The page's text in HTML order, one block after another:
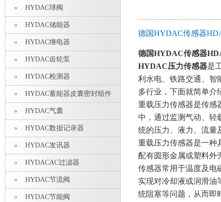
HYDAC球阀
HYDAC储能器
HYDAC继电器
HYDAC齿轮泵
HYDAC检测器
HYDAC蓄能器皮囊密封组件
HYDAC气囊
HYDAC数据记录器
HYDAC发讯器
HYDACAC过滤器
HYDAC节流阀
HYDAC节能阀
德国HYDAC传感器
德国HYDAC传感器
HYDAC压力传感器是
利水电、铁路交通、智
多行业，下面就简单介
重载压力传感器是传感
中，通过监测气动、轻
统的压力、液力、流量
重载压力传感器是一种
配有圆形金属或塑料外
传感器常用于温度及电
实现对冷却液或润滑油
统阻塞等问题，从而即